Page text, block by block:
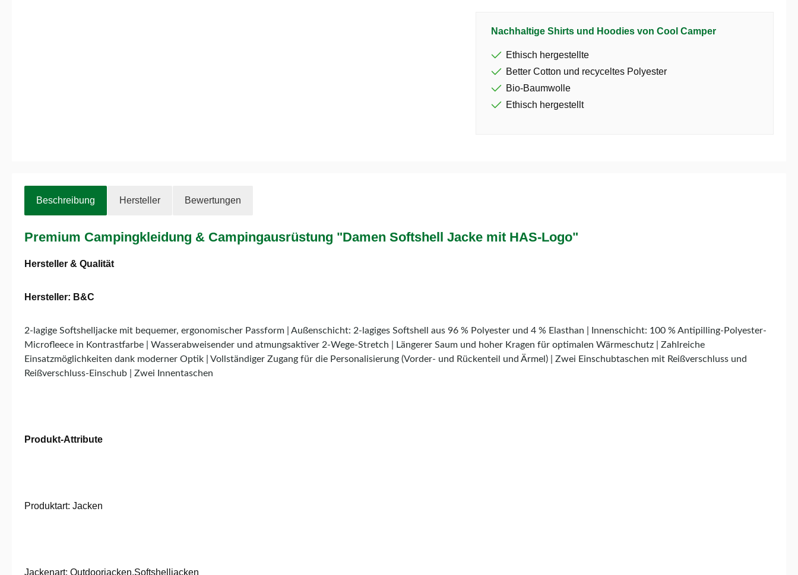
Nachhaltige Shirts und Hoodies von Cool Camper
Ethisch hergestellte
Better Cotton und recyceltes Polyester
Bio-Baumwolle
Ethisch hergestellt
Beschreibung Hersteller Bewertungen
Premium Campingkleidung & Campingausrüstung "Damen Softshell Jacke mit HAS-Logo"
Hersteller & Qualität
Hersteller: B&C
2-lagige Softshelljacke mit bequemer, ergonomischer Passform | Außenschicht: 2-lagiges Softshell aus 96 % Polyester und 4 % Elasthan | Innenschicht: 100 % Antipilling-Polyester-
Microfleece in Kontrastfarbe | Wasserabweisender und atmungsaktiver 2-Wege-Stretch | Längerer Saum und hoher Kragen für optimalen Wärmeschutz | Zahlreiche
Einsatzmöglichkeiten dank moderner Optik | Vollständiger Zugang für die Personalisierung (Vorder- und Rückenteil und Ärmel) | Zwei Einschubtaschen mit Reißverschluss und
Reißverschluss-Einschub | Zwei Innentaschen
Produkt-Attribute
Produktart: Jacken
Jackenart: Outdoorjacken,Softshelljacken